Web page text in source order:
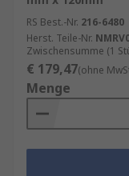
RS Best.-Nr. 216-6480
Herst. Teile-Nr.
Zwischensumme (1
€ 179,47(ohne
Menge